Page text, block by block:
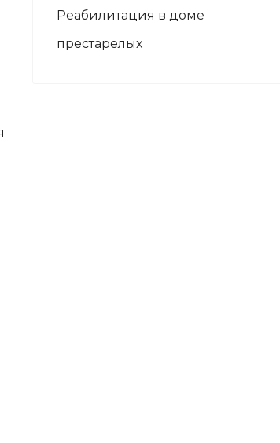
Реабилитация в доме
престарелых